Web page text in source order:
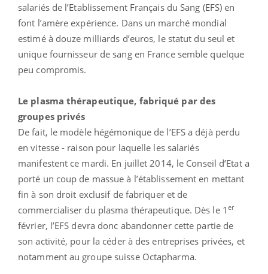
salariés de l’Etablissement Français du Sang (EFS) en
font l’amère expérience. Dans un marché mondial
estimé à douze milliards d’euros, le statut du seul et
unique fournisseur de sang en France semble quelque
peu compromis.
Le plasma thérapeutique, fabriqué par des
groupes privés
De fait, le modèle hégémonique de l’EFS a déjà perdu
en vitesse - raison pour laquelle les salariés
manifestent ce mardi. En juillet 2014, le Conseil d’Etat a
porté un coup de massue à l’établissement en mettant
fin à son droit exclusif de fabriquer et de
commercialiser du plasma thérapeutique. Dès le 1 er
février, l’EFS devra donc abandonner cette partie de
son activité, pour la céder à des entreprises privées, et
notamment au groupe suisse Octapharma.